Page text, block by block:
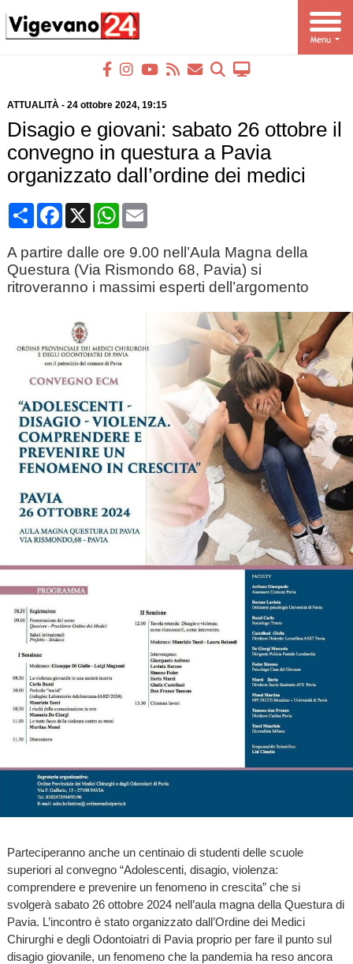
ATTUALITÀ- 24 ottobre 2024, 19:15
Disagio e giovani: sabato 26 ottobre il
convegno in questura a Pavia
organizzato dall’ordine dei medici
CondividiFacebook
X WhatsApp
Email
A partire dalle ore 9.00 nell’Aula Magna della
Questura (Via Rismondo 68, Pavia) si
ritroveranno i massimi esperti dell’argomento
Parteciperanno anche un centinaio di studenti delle scuole
superiori al convegno “Adolescenti, disagio, violenza:
comprendere e prevenire un fenomeno in crescita” che si
svolgerà sabato 26 ottobre 2024 nell’aula magna della Questura di
Pavia. L’incontro è stato organizzato dall’Ordine dei Medici
Chirurghi e degli Odontoiatri di Pavia proprio per fare il punto sul
disagio giovanile, un fenomeno che la pandemia ha reso ancora